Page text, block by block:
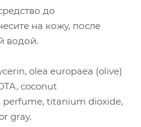
до
на кожу, после
водой.
olea europaea (olive)
coconut
titanium dioxide,
gray.